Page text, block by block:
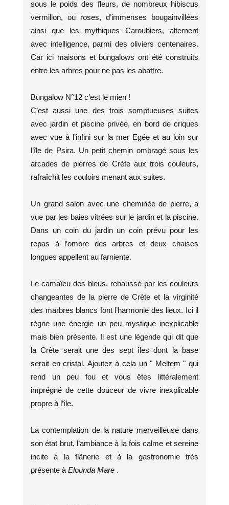
sous le poids des fleurs, de nombreux hibiscus
vermillon, ou roses, d’immenses bougainvillées
ainsi que les mythiques Caroubiers, alternent
avec intelligence, parmi des oliviers centenaires.
Car ici maisons et bungalows ont été construits
entre les arbres pour ne pas les abattre.
Bungalow N°12 c’est le mien !
C’est aussi une des trois somptueuses suites
avec jardin et piscine privée, en bord de criques
avec vue à l’infini sur la mer Egée et au loin sur
l’île de Psira. Un petit chemin ombragé sous les
arcades de pierres de Crète aux trois couleurs,
rafraîchit les couloirs menant aux suites.
Un grand salon avec une cheminée de pierre, a
vue par les baies vitrées sur le jardin et la piscine.
Dans un coin du jardin un coin prévu pour les
repas à l’ombre des arbres et deux chaises
longues appellent au farniente.
Le camaïeu des bleus, rehaussé par les couleurs
changeantes de la pierre de Crète et la virginité
des marbres blancs font l’harmonie des lieux. Ici il
règne une énergie un peu mystique inexplicable
mais bien présente. Il est une légende qui dit que
la Crète serait une des sept îles dont la base
serait en cristal. Ajoutez à cela un " Meltem " qui
rend un peu fou et vous êtes littéralement
imprégné de cette douceur de vivre inexplicable
propre à l’île.
La contemplation de la nature merveilleuse dans
son état brut, l’ambiance à la fois calme et sereine
incite à la flânerie et à la gastronomie très
présente à Elounda Mare .